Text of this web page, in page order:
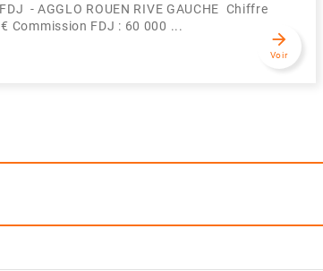
- AGGLO ROUEN RIVE GAUCHE Chiffre
Commission FDJ : 60 000 ...
arrow_forward
Voir